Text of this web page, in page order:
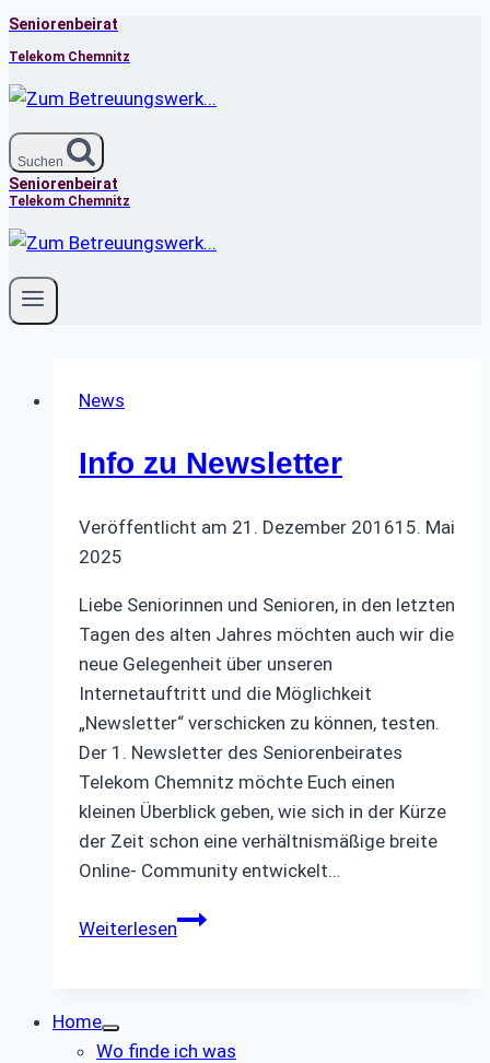
Zum
Inhalt
springen
Seniorenbeirat
Telekom Chemnitz
Suchen
Seniorenbeirat
Telekom Chemnitz
News
Info zu Newsletter
Veröffentlicht am 21. Dezember 201615. Mai
2025
Liebe Seniorinnen und Senioren, in den letzten
Tagen des alten Jahres möchten auch wir die
neue Gelegenheit über unseren
Internetauftritt und die Möglichkeit
„Newsletter“ verschicken zu können, testen.
Der 1. Newsletter des Seniorenbeirates
Telekom Chemnitz möchte Euch einen
kleinen Überblick geben, wie sich in der Kürze
der Zeit schon eine verhältnismäßige breite
Online- Community entwickelt…
WeiterlesenInfo
Home
Wo finde ich was